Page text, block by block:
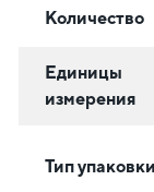
Количество
Единицы
измерения
Тип упаковки